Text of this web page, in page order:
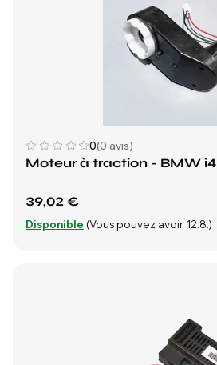
0(0 avis)
Moteur à traction - BMW i4
39,02 €
Disponible (Vous pouvez avoir 12.8.)